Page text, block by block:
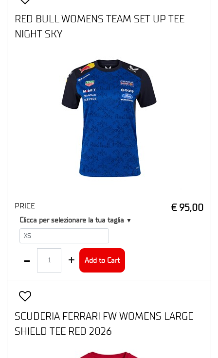
RED BULL WOMENS TEAM SET UP TEE
NIGHT SKY
PRICE € 95,00
T1
Clicca per selezionare la tua taglia ▼
Add to Cart
SCUDERIA FERRARI FW WOMENS LARGE
SHIELD TEE RED 2026